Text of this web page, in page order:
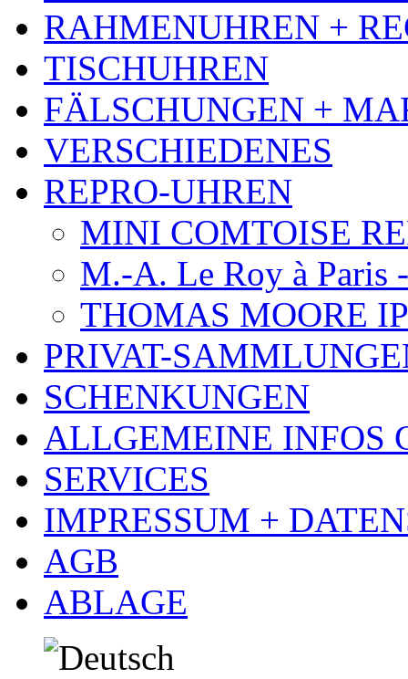
RAHMENUHREN +
TISCHUHREN
FÄLSCHUNGEN +
VERSCHIEDENES
REPRO-UHREN
MINI COMTOISE
M.-A. Le Roy à Paris
THOMAS MOORE
PRIVAT-
SCHENKUNGEN
ALLGEMEINE INFOS
SERVICES
IMPRESSUM +
AGB
ABLAGE